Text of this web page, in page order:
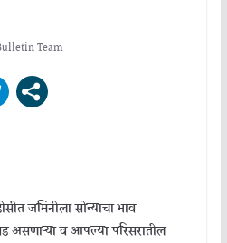
Team
जमिनीला सोन्याचा भाव
असणाऱ्या व आपल्या परिसरातील